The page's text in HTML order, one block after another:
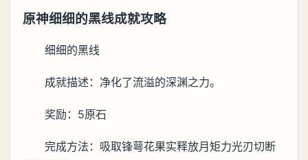
原神细细的黑线成就攻略
细细的黑线
成就描述：净化了流溢的深渊之力。
奖励：5原石
完成方法：吸取锋萼花果实释放月矩力光刃切断